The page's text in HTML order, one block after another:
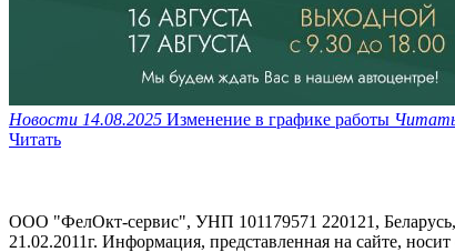
Новости 14.08.2025 Изменение в графике работы
Читать
ООО "ФелОкт-сервис", УНП 101179571 220121, Беларусь,
21.02.2011г. Информация, представленная на сайте,